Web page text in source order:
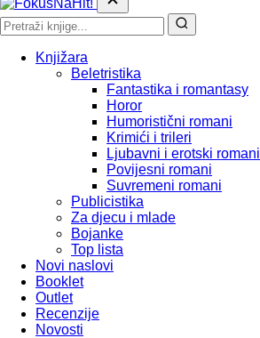
Knjižara
Beletristika
Fantastika i romantasy
Horor
Humoristični romani
Krimići i trileri
Ljubavni i erotski romani
Povijesni romani
Suvremeni romani
Publicistika
Za djecu i mlade
Bojanke
Top lista
Novi naslovi
Booklet
Outlet
Recenzije
Novosti